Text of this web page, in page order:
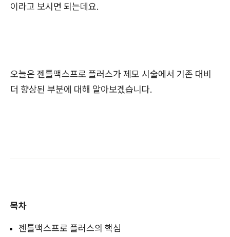
이라고 보시면 되는데요.
오늘은 젠틀맥스프로 플러스가 제모 시술에서 기존 대비
더 향상된 부분에 대해 알아보겠습니다.
목차
젠틀맥스프로 플러스의 핵심